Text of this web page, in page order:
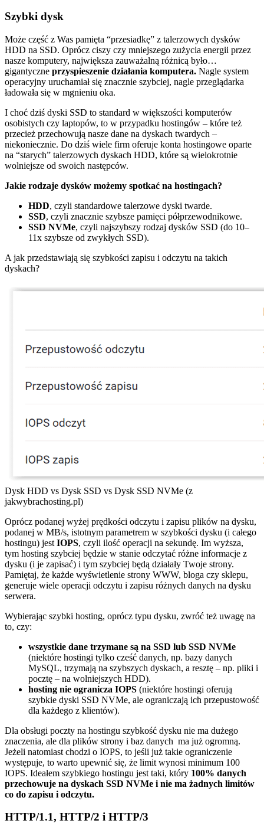
Szybki dysk
Może część z Was pamięta “przesiadkę” z talerzowych dysków
HDD na SSD. Oprócz ciszy czy mniejszego zużycia energii przez
nasze komputery, największa zauważalną różnicą było…
gigantyczne przyspieszenie działania komputera. Nagle system
operacyjny uruchamiał się znacznie szybciej, nagle przeglądarka
ładowała się w mgnieniu oka.
I choć dziś dyski SSD to standard w większości komputerów
osobistych czy laptopów, to w przypadku hostingów – które też
przecież przechowują nasze dane na dyskach twardych –
niekoniecznie. Do dziś wiele firm oferuje konta hostingowe oparte
na “starych” talerzowych dyskach HDD, które są wielokrotnie
wolniejsze od swoich następców.
Jakie rodzaje dysków możemy spotkać na hostingach?
HDD, czyli standardowe talerzowe dyski twarde.
SSD, czyli znacznie szybsze pamięci półprzewodnikowe.
SSD NVMe, czyli najszybszy rodzaj dysków SSD (do 10–
11x szybsze od zwykłych SSD).
A jak przedstawiają się szybkości zapisu i odczytu na takich
dyskach?
Dysk HDD vs Dysk SSD vs Dysk SSD NVMe (z
jakwybrachosting.pl)
Oprócz podanej wyżej prędkości odczytu i zapisu plików na dysku,
podanej w MB/s, istotnym parametrem w szybkości dysku (i całego
hostingu) jest IOPS, czyli ilość operacji na sekundę. Im wyższa,
tym hosting szybciej będzie w stanie odczytać różne informacje z
dysku (i je zapisać) i tym szybciej będą działały Twoje strony.
Pamiętaj, że każde wyświetlenie strony WWW, bloga czy sklepu,
generuje wiele operacji odczytu i zapisu różnych danych na dysku
serwera.
Wybierając szybki hosting, oprócz typu dysku, zwróć też uwagę na
to, czy:
wszystkie dane trzymane są na SSD lub SSD NVMe
(niektóre hostingi tylko cześć danych, np. bazy danych
MySQL, trzymają na szybszych dyskach, a resztę – np. pliki i
pocztę – na wolniejszych HDD).
hosting nie ogranicza IOPS (niektóre hostingi oferują
szybkie dyski SSD NVMe, ale ograniczają ich przepustowość
dla każdego z klientów).
Dla obsługi poczty na hostingu szybkość dysku nie ma dużego
znaczenia, ale dla plików strony i baz danych ma już ogromną.
Jeżeli natomiast chodzi o IOPS, to jeśli już takie ograniczenie
występuje, to warto upewnić się, że limit wynosi minimum 100
IOPS. Ideałem szybkiego hostingu jest taki, który 100% danych
przechowuje na dyskach SSD NVMe i nie ma żadnych limitów
co do zapisu i odczytu.
HTTP/1.1, HTTP/2 i HTTP/3